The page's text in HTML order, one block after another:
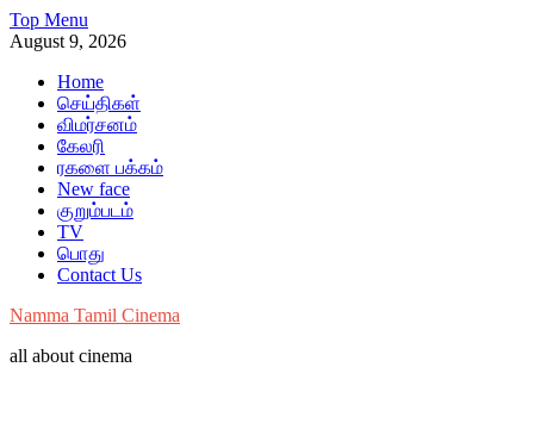
Skip
to
Top Menu
August 9, 2026
Home
செய்திகள்
விமர்சனம்
கேலரி
ரகளை பக்கம்
New face
குறும்படம்
TV
பொது
Contact Us
Namma Tamil Cinema
all about cinema